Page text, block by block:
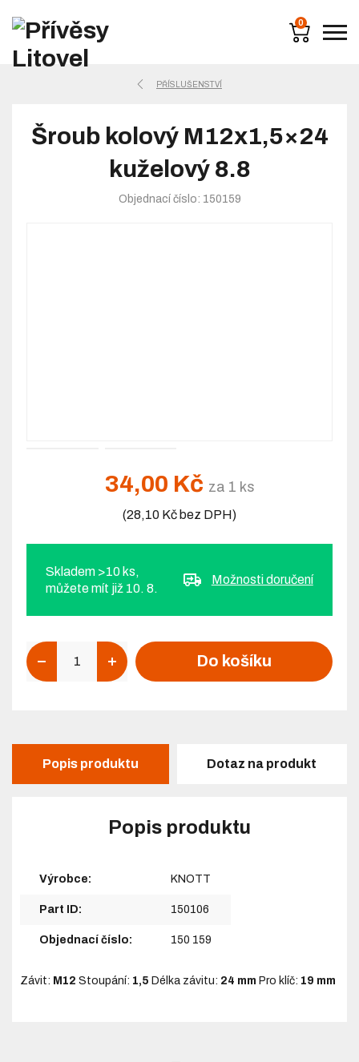
0
PŘÍSLUŠENSTVÍ
Šroub kolový M12x1,5×24
kuželový 8.8
Objednací číslo: 150159
34,00 Kč za 1 ks
(28,10 Kč bez DPH)
Skladem >10 ks,
můžete mít již 10. 8.
Možnosti doručení
Do košíku
Popis produktu Dotaz na produkt
Popis produktu
Výrobce: KNOTT
Part ID: 150106
Objednací číslo: 150 159
Závit: M12 Stoupání: 1,5 Délka závitu: 24 mm Pro klíč: 19 mm